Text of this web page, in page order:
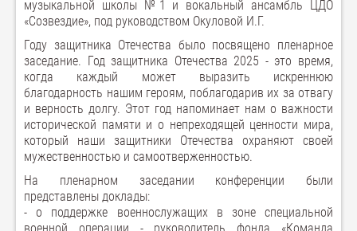
музыкальной школы №1 и вокальный ансамбль ЦДО
«Созвездие», под руководством Окуловой И.Г.
Году защитника Отечества было посвящено пленарное
заседание. Год защитника Отечества 2025 - это время,
когда каждый может выразить искреннюю
благодарность нашим героям, поблагодарив их за отвагу
и верность долгу. Этот год напоминает нам о важности
исторической памяти и о непреходящей ценности мира,
который наши защитники Отечества охраняют своей
мужественностью и самоотверженностью.
На пленарном заседании конференции были
представлены доклады:
- о поддержке военнослужащих в зоне специальной